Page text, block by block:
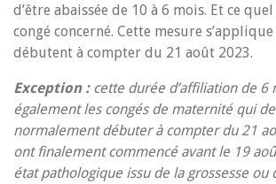
d’être abaissée de 10 à 6 mois. Et ce
congé concerné. Cette mesure
débutent à compter du 21 août 2023.
Exception :cette durée d’affiliation de 6
également les congés de maternité qui
normalement débuter à compter du 21
ont finalement commencé avant le 19
état pathologique issu de la grossesse ou